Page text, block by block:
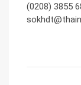
(0208) 3855